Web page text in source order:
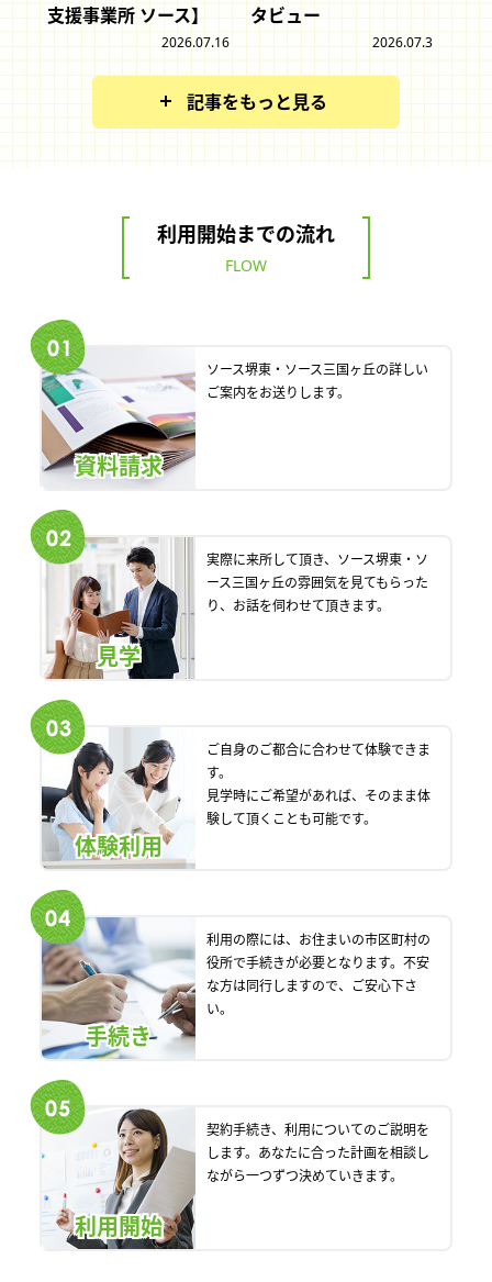
支援事業所 ソース】
2026.07.16
タビュー
2026.07.3
記事をもっと見る
利用開始までの流れ
FLOW
資料請求
ソース堺東・ソース三国ヶ丘の詳しい
ご案内をお送りします。
見学
実際に来所して頂き、ソース堺東・ソ
ース三国ヶ丘の雰囲気を見てもらった
り、お話を伺わせて頂きます。
体験利用
ご自身のご都合に合わせて体験できま
す。
見学時にご希望があれば、そのまま体
験して頂くことも可能です。
手続き
利用の際には、お住まいの市区町村の
役所で手続きが必要となります。不安
な方は同行しますので、ご安心下さ
い。
利用開始
契約手続き、利用についてのご説明を
します。あなたに合った計画を相談し
ながら一つずつ決めていきます。